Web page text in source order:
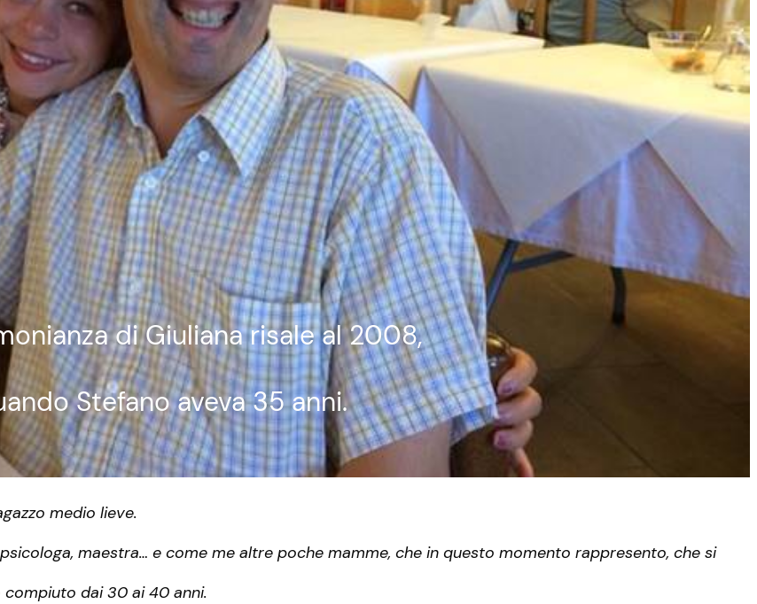
di Giuliana risale al 2008,
Stefano aveva 35 anni.
medio lieve.
maestra… e come me altre poche mamme, che in questo momento rappresento, che si
dai 30 ai 40 anni.